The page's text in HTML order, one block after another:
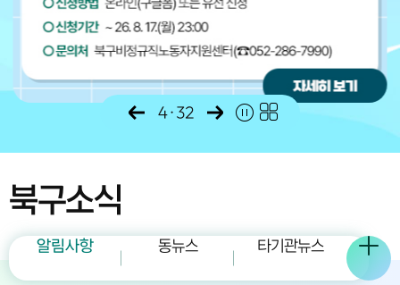
4·32
북구소식
알림사항 동뉴스 타기관뉴스